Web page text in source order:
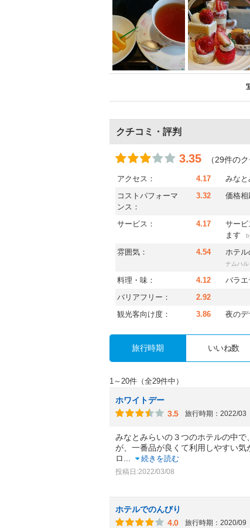
クチコミ・評判
3.35 （29件の
アクセス： 4.17 みなと
コストパフォーマ
ンス：
3.32 価格相
サービス： 4.17
サービ
ます
雰囲気： 4.54 ホテ
ナムハル
料理・味： 4.12 バラエ
バリアフリー：
2.92
観光客向け度：
3.86 夜のデ
旅行時期 いいね数
1～20件（全29件中）
ホワイトデー
3.5
旅行時期：2022/03
みなとみらいの３つのホテルの中
が、一番品が良くて利用しやすい気
ロ
続きを読む
投稿日:2022/03/08
ホテルでのんびり
4.0
旅行時期：2020/09